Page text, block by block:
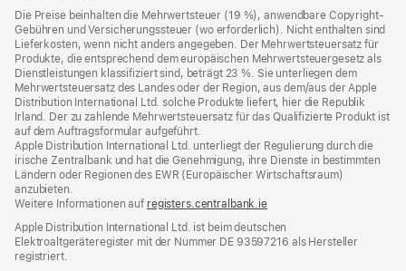
Die Preise beinhalten die Mehrwertsteuer (19 %), anwendbare Copyright-
Gebühren und Versicherungssteuer (wo erforderlich). Nicht enthalten sind
Lieferkosten, wenn nicht anders angegeben. Der Mehrwertsteuersatz für
Produkte, die entsprechend dem europäischen Mehrwertsteuergesetz als
Dienstleistungen klassifiziert sind, beträgt 23 %. Sie unterliegen dem
Mehrwertsteuersatz des Landes oder der Region, aus dem/aus der Apple
Distribution International Ltd. solche Produkte liefert, hier die Republik
Irland. Der zu zahlende Mehrwertsteuersatz für das Qualifizierte Produkt ist
auf dem Auftragsformular aufgeführt.
Apple Distribution International Ltd. unterliegt der Regulierung durch die
irische Zentralbank und hat die Genehmigung, ihre Dienste in bestimmten
Ländern oder Regionen des EWR (Europäischer Wirtschaftsraum)
anzubieten.
Weitere Informationen auf registers.centralbank.ie
Apple Distribution International Ltd. ist beim deutschen
Elektroaltgeräteregister mit der Nummer DE 93597216 als Hersteller
registriert.